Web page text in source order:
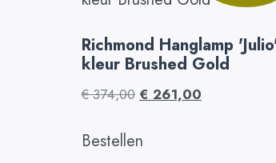
Richmond Hanglamp
kleur Brushed Gold
€374,00 € 261,00
Bestellen